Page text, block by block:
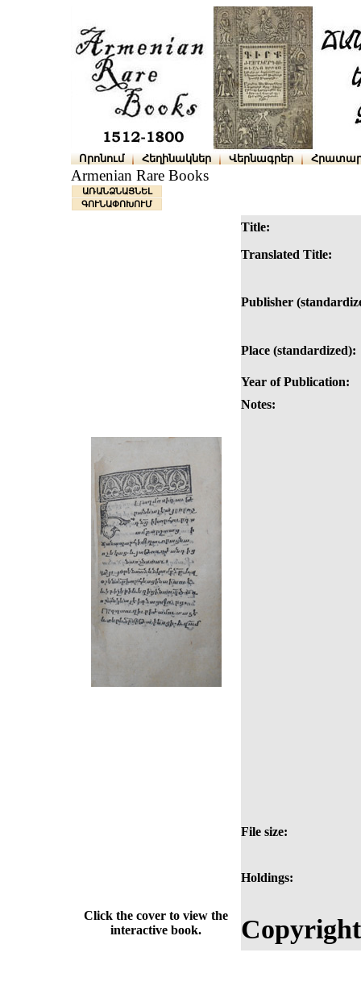
Որոնում Հեղինակներ Վերնագրեր
Armenian Rare Books
ԱՌԱՆՁՆԱՑՆԵԼ
ԳՈՒՆԱՓՈԽՈՒՄ
Title:
Translated Title:
Publisher
Place (standardized):
Year of Publication:
Notes:
File size:
Holdings:
Click the cover to view the
interactive book.